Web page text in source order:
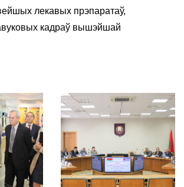
лекавых прэпаратаў,
кадраў вышэйшай